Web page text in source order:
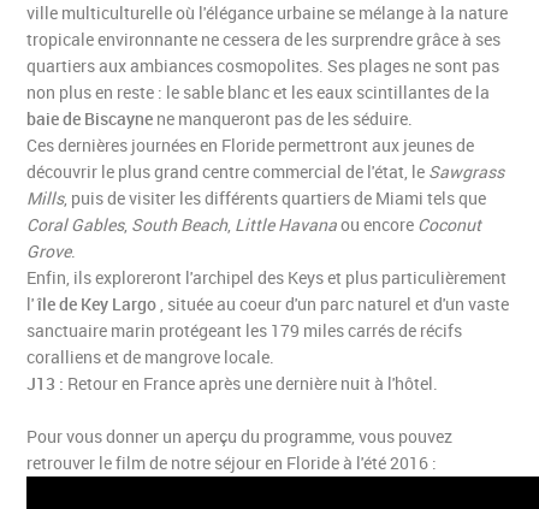
ville multiculturelle où l'élégance urbaine se mélange à la nature
tropicale environnante ne cessera de les surprendre grâce à ses
quartiers aux ambiances cosmopolites. Ses plages ne sont pas
non plus en reste : le sable blanc et les eaux scintillantes de la
baie de Biscayne ne manqueront pas de les séduire.
Ces dernières journées en Floride permettront aux jeunes de
découvrir le plus grand centre commercial de l'état, le Sawgrass
Mills, puis de visiter les différents quartiers de Miami tels que
Coral Gables, South Beach, Little Havanaou encore Coconut
Grove.
Enfin, ils exploreront l'archipel des Keys et plus particulièrement
l'île de Key Largo, située au coeur d'un parc naturel et d'un vaste
sanctuaire marin protégeant les 179 miles carrés de récifs
coralliens et de mangrove locale.
J13 : Retour en France après une dernière nuit à l'hôtel.
Pour vous donner un aperçu du programme, vous pouvez
retrouver le film de notre séjour en Floride à l'été 2016 :